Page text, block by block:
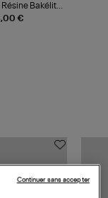
€
Bakélite
Continuer sans accepter